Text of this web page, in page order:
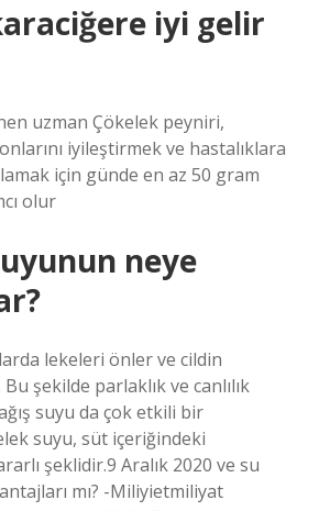
iyi gelir
uzman Çökelek peyniri,
iyileştirmek ve hastalıklara
için günde en az 50 gram
olur
neye
lekeleri önler ve cildin
Bu şekilde parlaklık ve canlılık
suyu da çok etkili bir
suyu, süt içeriğindeki
şeklidir.9 Aralık 2020 ve su
mı? -Miliyietmiliyat